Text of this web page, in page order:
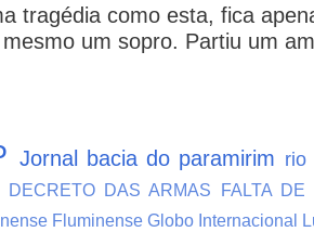
tragédia como esta, fica
um sopro. Partiu um
Jornal bacia do paramirim rio
DECRETO DAS ARMAS
FALTA DE
Fluminense Globo Internacional